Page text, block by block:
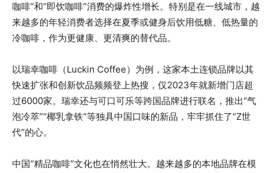
咖啡”和“即饮咖啡”消费的爆炸性增长。特别是在一线城市，越
来越多的年轻消费者选择在夏季或健身后饮用低糖、低热量的
冷咖啡，作为更健康、更清爽的替代品。
以瑞幸咖啡（Luckin Coffee）为例，这家本土连锁品牌以其
快速扩张和创新饮品频频登上热搜，仅2023年就新增门店超
过6000家。瑞幸还与可口可乐等跨国品牌进行联名，推出“气
泡冷萃”“椰乳拿铁”等独具中国口味的新品，牢牢抓住了“Z世
代”的心。
中国“精品咖啡”文化也在悄然壮大。越来越多的本地品牌在模